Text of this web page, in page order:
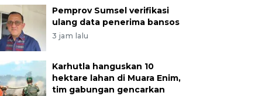
Pemprov Sumsel verifikasi
ulang data penerima bansos
3 jam lalu
Karhutla hanguskan 10
hektare lahan di Muara Enim,
tim gabungan gencarkan